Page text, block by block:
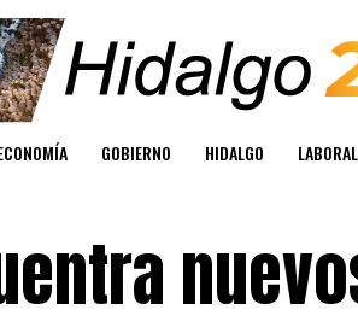
GOBIERNO HIDALGO LABORAL